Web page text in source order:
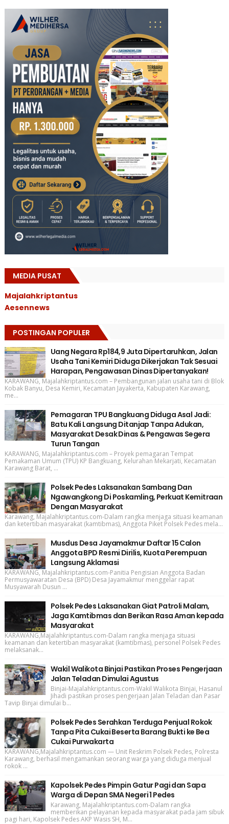
MEDIA PUSAT
Majalahkriptantus
Aesennews
POSTINGAN POPULER
Uang Negara Rp184,9 Juta Dipertaruhkan, Jalan
Usaha Tani Kemiri Diduga Dikerjakan Tak Sesuai
Harapan, Pengawasan Dinas Dipertanyakan!
KARAWANG, Majalahkriptantus.com – Pembangunan jalan usaha tani di Blok
Kobak Banyu, Desa Kemiri, Kecamatan Jayakerta, Kabupaten Karawang,
me...
Pemagaran TPU Bangkuang Diduga Asal Jadi:
Batu Kali Langsung Ditanjap Tanpa Adukan,
Masyarakat Desak Dinas & Pengawas Segera
Turun Tangan
KARAWANG, Majalahkriptantus.com – Proyek pemagaran Tempat
Pemakaman Umum (TPU) KP Bangkuang, Kelurahan Mekarjati, Kecamatan
Karawang Barat, ...
Polsek Pedes Laksanakan Sambang Dan
Ngawangkong Di Poskamling, Perkuat Kemitraan
Dengan Masyarakat
Karawang, Majalahkriptantus.com-Dalam rangka menjaga situasi keamanan
dan ketertiban masyarakat (kamtibmas), Anggota Piket Polsek Pedes mela...
Musdus Desa Jayamakmur Daftar 15 Calon
Anggota BPD Resmi Dirilis, Kuota Perempuan
Langsung Aklamasi
KARAWANG, Majalahkriptantus.com-Panitia Pengisian Anggota Badan
Permusyawaratan Desa (BPD) Desa Jayamakmur menggelar rapat
Musyawarah Dusun ...
Polsek Pedes Laksanakan Giat Patroli Malam,
Jaga Kamtibmas dan Berikan Rasa Aman kepada
Masyarakat
KARAWANG,Majalahkriptantus.com-Dalam rangka menjaga situasi
keamanan dan ketertiban masyarakat (kamtibmas), personel Polsek Pedes
melaksanak...
Wakil Walikota Binjai Pastikan Proses Pengerjaan
Jalan Teladan Dimulai Agustus
Binjai-Majalahkriptantus.com-Wakil Walikota Binjai, Hasanul
Jihadi pastikan proses pengerjaan Jalan Teladan dan Pasar
Tavip Binjai dimulai b...
Polsek Pedes Serahkan Terduga Penjual Rokok
Tanpa Pita Cukai Beserta Barang Bukti ke Bea
Cukai Purwakarta
KARAWANG,Majalahkriptantus.com — Unit Reskrim Polsek Pedes, Polresta
Karawang, berhasil mengamankan seorang warga yang diduga menjual
rokok ...
Kapolsek Pedes Pimpin Gatur Pagi dan Sapa
Warga di Depan SMA Negeri 1 Pedes
Karawang, Majalahkriptantus.com-Dalam rangka
memberikan pelayanan kepada masyarakat pada jam sibuk
pagi hari, Kapolsek Pedes AKP Wasis SH, M...